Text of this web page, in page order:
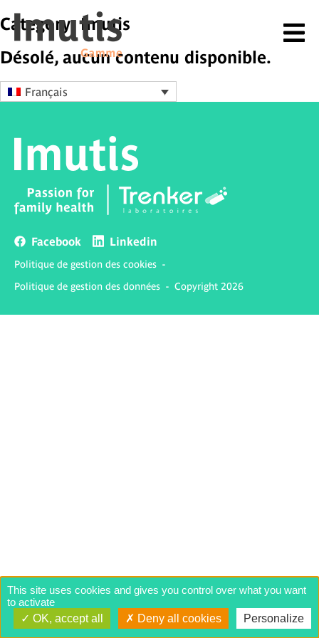
Category: Imutis
Désolé, aucun contenu disponible.
Français
Facebook Linkedin
Politique de gestion des cookies -
Politique de gestion des données - Copyright 2026
This site uses cookies and gives you control over what you want
to activate
OK, accept all
Deny all cookies Personalize